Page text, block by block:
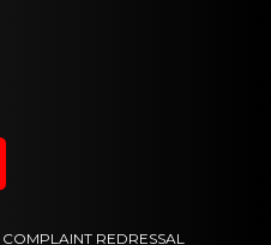
COMPLAINT REDRESSAL